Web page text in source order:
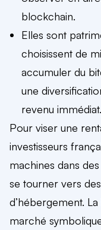
blockchain.
Elles sont
choisissent de
accumuler du
une
revenu immédiat.
Pour viser une
investisseurs
machines dans
se tourner vers
d’hébergement.
marché